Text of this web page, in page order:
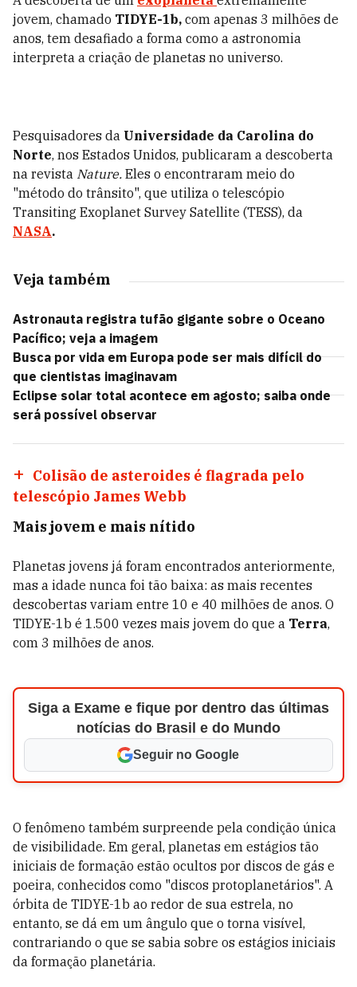
jovem, chamado TIDYE-1b, com apenas 3 milhões de
anos, tem desafiado a forma como a astronomia
interpreta a criação de planetas no universo.
Pesquisadores da Universidade da Carolina do
Norte, nos Estados Unidos, publicaram a descoberta
na revista Nature. Eles o encontraram meio do
"método do trânsito", que utiliza o telescópio
Transiting Exoplanet Survey Satellite (TESS), da
NASA.
Veja também
Astronauta registra tufão gigante sobre o Oceano
Pacífico; veja a imagem
Busca por vida em Europa pode ser mais difícil do
que cientistas imaginavam
Eclipse solar total acontece em agosto; saiba onde
será possível observar
Colisão de asteroides é flagrada pelo
telescópio James Webb
Mais jovem e mais nítido
Planetas jovens já foram encontrados anteriormente,
mas a idade nunca foi tão baixa: as mais recentes
descobertas variam entre 10 e 40 milhões de anos. O
TIDYE-1b é 1.500 vezes mais jovem do que a Terra,
com 3 milhões de anos.
Siga a Exame e fique por dentro das últimas
notícias do Brasil e do Mundo
Seguir no Google
O fenômeno também surpreende pela condição única
de visibilidade. Em geral, planetas em estágios tão
iniciais de formação estão ocultos por discos de gás e
poeira, conhecidos como "discos protoplanetários". A
órbita de TIDYE-1b ao redor de sua estrela, no
entanto, se dá em um ângulo que o torna visível,
contrariando o que se sabia sobre os estágios iniciais
da formação planetária.